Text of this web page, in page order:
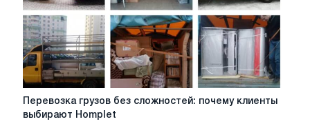
Транс»
Перевозка
грузов
Перевозка грузов без сложностей: почему клиенты
выбирают Homplet